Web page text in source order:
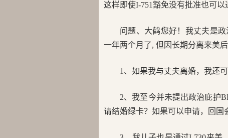
这样即使I-751豁免没有批准也可以
问题、大鹤您好！我丈夫是
一年两个月了, 但因长期分离来美
1、如果我与丈夫离婚，我还
2、我至今并未提出政治庇护
请结婚绿卡？如果可以申请，回